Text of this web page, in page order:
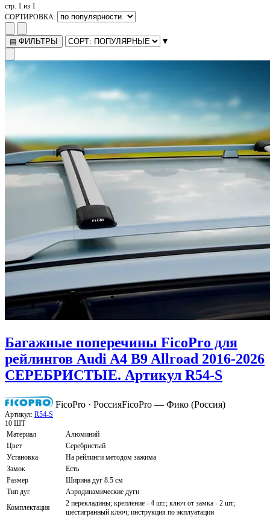
стр. 1 из 1
СОРТИРОВКА:
▤ ФИЛЬТРЫ ▾
Багажные поперечины FicoPro для
рейлингов Audi A4 B9 Allroad 2016-2026
СЕРЕБРИСТЫЕ. Артикул R54-S
FicoPro · РоссияFicoPro — Фико (Россия)
Артикул: R54-S
10 ШТ
Материал
Алюминий
Цвет
Серебристый
Установка
На рейлинги методом зажима
Замок
Есть
Размер
Ширина дуг 8.5 см
Тип дуг
Аэродинамические дуги
Комплектация
2 перекладины; крепление - 4 шт.; ключ от замка - 2 шт;
шестигранный ключ; инструкция по экплуатации